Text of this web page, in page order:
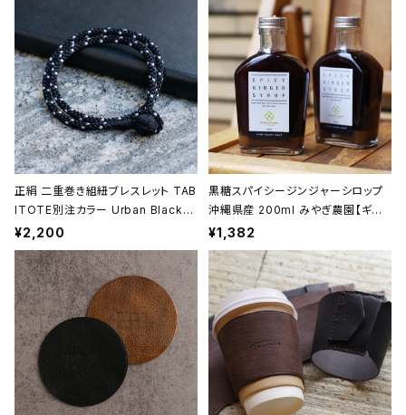
プレゼント】【父の日 お誕生日】
正絹 二重巻き組紐ブレスレット TAB
ITOTE別注カラー Urban Black
＜黒＞ 昇苑くみひも【京都】【組紐ア
クセサリー】【Kumihimo Bracele
t】【ギフト プレゼント】【父の日 お誕
生日】
¥2,200
黒糖スパイシージンジャーシロップ
沖縄県産 200ml みやぎ農園【ギフト
プレゼント】【父の日 お誕生日】
¥1,382